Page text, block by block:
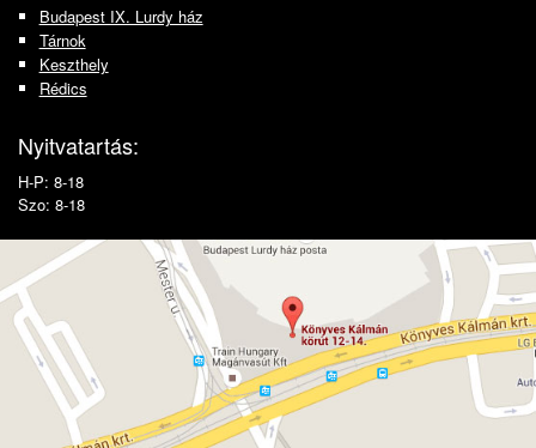
Budapest IX. Lurdy ház
Tárnok
Keszthely
Rédics
Nyitvatartás:
H-P: 8-18
Szo: 8-18